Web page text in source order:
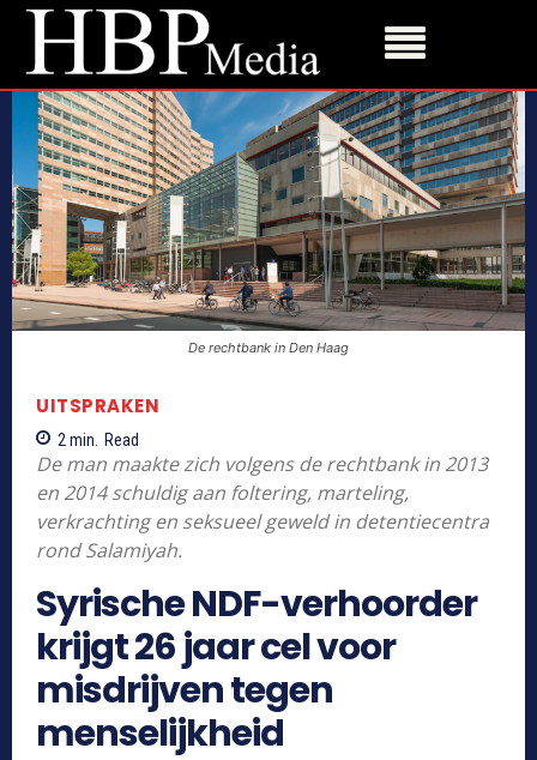
De rechtbank in Den Haag
UITSPRAKEN
2 min. Read
De man maakte zich volgens de rechtbank in 2013
en 2014 schuldig aan foltering, marteling,
verkrachting en seksueel geweld in detentiecentra
rond Salamiyah.
Syrische NDF-verhoorder
krijgt 26 jaar cel voor
misdrijven tegen
menselijkheid